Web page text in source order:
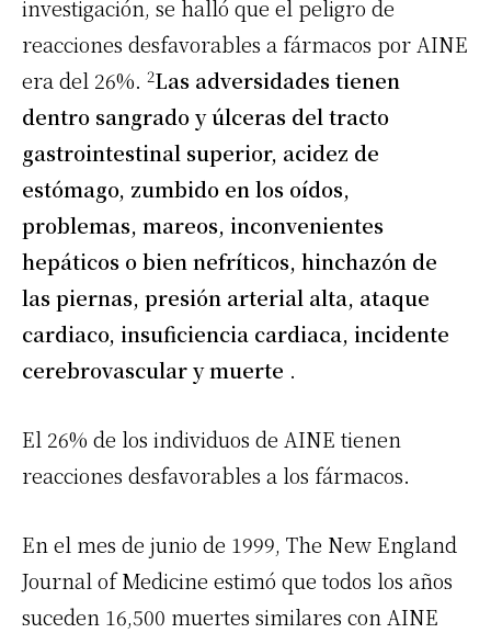
investigación, se halló que el peligro de
reacciones desfavorables a fármacos porAINE
era del 26%. 2Las adversidades tienen
dentro sangrado y úlceras del tracto
gastrointestinal superior, acidez de
estómago, zumbido en los oídos,
problemas, mareos, inconvenientes
hepáticos o bien nefríticos, hinchazón de
las piernas, presión arterial alta, ataque
cardiaco, insuficiencia cardiaca, incidente
cerebrovascular y muerte .
El 26% de los individuos de AINE tienen
reacciones desfavorables a los fármacos.
En el mes de junio de 1999, The New England
Journal of Medicine estimó que todos los años
suceden 16,500 muertes similares conAINE